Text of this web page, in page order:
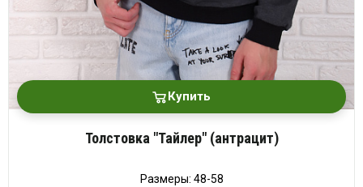
Купить
Толстовка "Тайлер" (антрацит)
Размеры: 48-58